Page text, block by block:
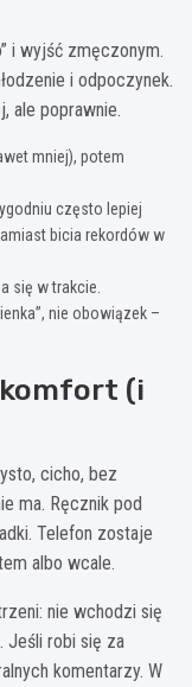
i wyjść zmęczonym.
i odpoczynek.
ale poprawnie.
mniej), potem
często lepiej
bicia rekordów w
się w trakcie.
nie obowiązek –
(i
cicho, bez
ma. Ręcznik pod
Telefon zostaje
albo wcale.
nie wchodzi się
Jeśli robi się za
komentarzy. W